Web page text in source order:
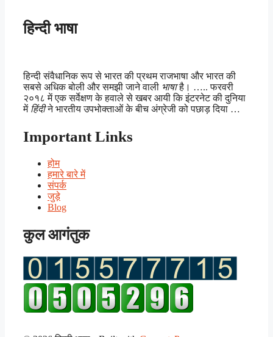
हिन्दी भाषा
हिन्दी संवैधानिक रूप से भारत की प्रथम राजभाषा और भारत की
सबसे अधिक बोली और समझी जाने वाली भाषाहै। ….. फरवरी
२०१८ में एक सर्वेक्षण के हवाले से खबर आयी कि इंटरनेट की दुनिया
में हिंदीने भारतीय उपभोक्ताओं के बीच अंग्रेजी को पछाड़ दिया …
Important Links
होम
हमारे बारे में
संपर्क
जुड़े
Blog
कुल आगंतुक